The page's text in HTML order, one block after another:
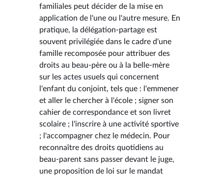
familiales peut décider de la mise en
application de l'une ou l'autre mesure. En
pratique, la délégation-partage est
souvent privilégiée dans le cadre d'une
famille recomposée pour attribuer des
droits au beau-père ou à la belle-mère
sur les actes usuels qui concernent
l'enfant du conjoint, tels que : l'emmener
et aller le chercher à l'école ; signer son
cahier de correspondance et son livret
scolaire ; l'inscrire à une activité sportive
; l'accompagner chez le médecin. Pour
reconnaître des droits quotidiens au
beau-parent sans passer devant le juge,
une proposition de loi sur le mandat